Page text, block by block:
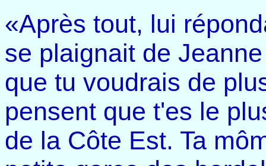
«Après tout, lui
se plaignait de
que tu voudrais de
pensent que t'es le
de la Côte Est. Ta